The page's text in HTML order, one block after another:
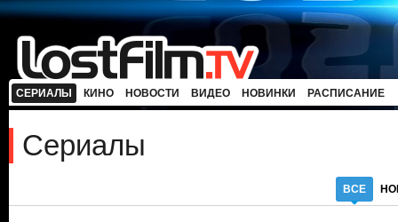
СЕРИАЛЫ КИНО НОВОСТИ ВИДЕО НОВИНКИ РАСПИСАНИЕ
Сериалы
ВСЕ